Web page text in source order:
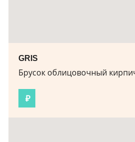
GRIS
Брусок облицовочный
₽